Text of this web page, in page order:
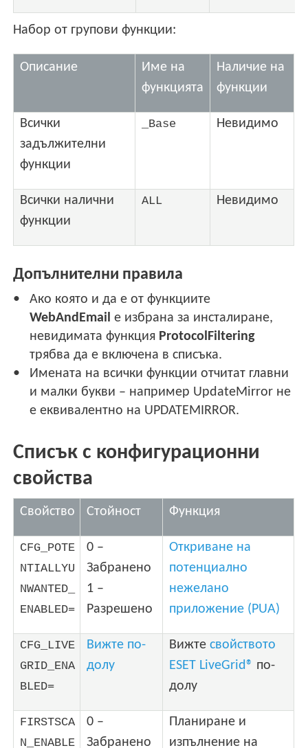
Набор от групови функции:
Описание
Име на
функцията
Наличие на
функции
Всички
задължителни
функции
_Base Невидимо
Всички налични
функции
ALL Невидимо
Допълнителни правила
Ако която и да е от функциите
WebAndEmail е избрана за инсталиране,
невидимата функция ProtocolFiltering
трябва да е включена в списъка.
Имената на всички функции отчитат главни
и малки букви – например UpdateMirror не
е еквивалентно на UPDATEMIRROR.
Списък с конфигурационни
свойства
Свойство Стойност Функция
CFG_POTE
NTIALLYU
NWANTED_
ENABLED=
0 –
Забранено
1 –
Разрешено
Откриване на
потенциално
нежелано
приложение (PUA)
CFG_LIVE
GRID_ENA
BLED=
Вижте по-
долу
Вижтесвойството
ESET LiveGrid® по-
долу
FIRSTSCA
N_ENABLE
0 –
Забранено
Планиране и
изпълнение на